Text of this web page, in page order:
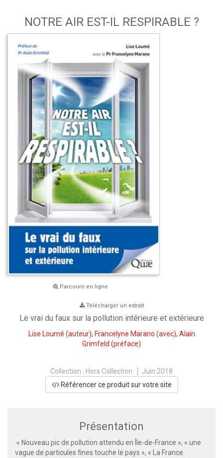
NOTRE AIR EST-IL RESPIRABLE ?
Parcourir en ligne
Télécharger un extrait
Le vrai du faux sur la pollution intérieure et extérieure
Lise Loumé (auteur), Francelyne Marano (avec), Alain
Grimfeld (préface)
Collection : Hors Collection
Juin 2018
Référencer ce produit sur votre site
Présentation
« Nouveau pic de pollution attendu en Île-de-France », « une
vague de particules fines touche le pays », « La France